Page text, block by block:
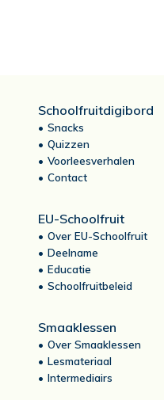
Schoolfruitdigibord
Snacks
Quizzen
Voorleesverhalen
Contact
EU-Schoolfruit
Over EU-Schoolfruit
Deelname
Educatie
Schoolfruitbeleid
Smaaklessen
Over Smaaklessen
Lesmateriaal
Intermediairs